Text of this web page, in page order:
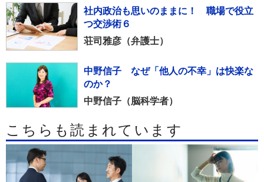
社内政治も思いのままに！ 職場で役立
つ交渉術６
荘司雅彦（弁護士）
中野信子 なぜ「他人の不幸」は快楽な
のか？
中野信子（脳科学者）
こちらも読まれています